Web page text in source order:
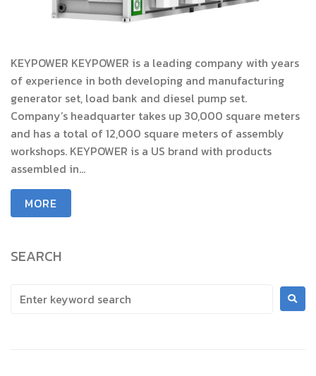
KEYPOWER KEYPOWER is a leading company with years
of experience in both developing and manufacturing
generator set, load bank and diesel pump set.
Company’s headquarter takes up 30,000 square meters
and has a total of 12,000 square meters of assembly
workshops. KEYPOWER is a US brand with products
assembled in...
MORE
SEARCH